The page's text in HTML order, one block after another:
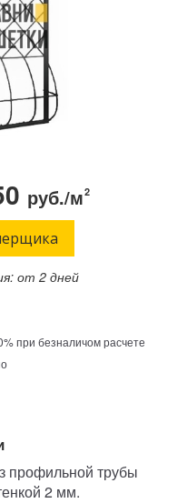
звонок
Круглосуточно!
руб./м2
от 2 дней
при безналичом расчете
профильной трубы
2 мм.